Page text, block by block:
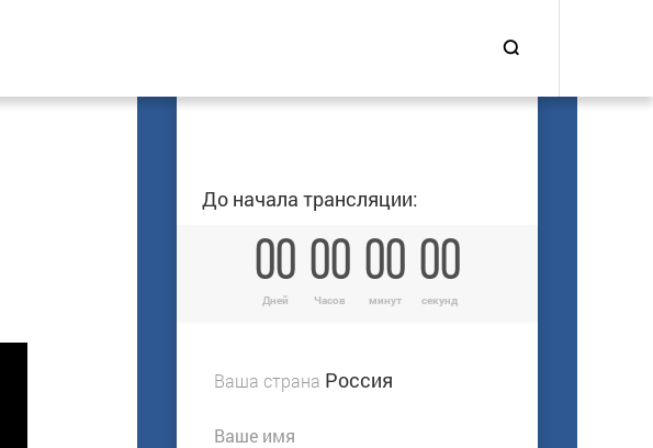
До начала трансляции:
00
Дней
00
Часов
00
минут
00
секунд
Ваша страна
Ваше имя